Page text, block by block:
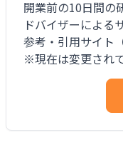
開業前の10日間の
ドバイザーによる
参考・引用サイト
※現在は変更され